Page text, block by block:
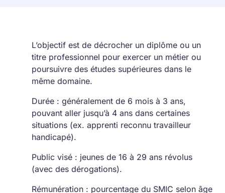
L’objectif est de décrocher un diplôme ou un
titre professionnel pour exercer un métier ou
poursuivre des études supérieures dans le
même domaine.
Durée : généralement de 6 mois à 3 ans,
pouvant aller jusqu’à 4 ans dans certaines
situations (ex. apprenti reconnu travailleur
handicapé).
Public visé : jeunes de 16 à 29 ans révolus
(avec des dérogations).
Rémunération : pourcentage du SMIC selon âge